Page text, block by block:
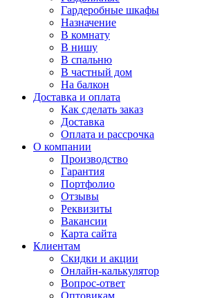
Гардеробные шкафы
Назначение
В комнату
В нишу
В спальню
В частный дом
На балкон
Доставка и оплата
Как сделать заказ
Доставка
Оплата и рассрочка
О компании
Производство
Гарантия
Портфолио
Отзывы
Реквизиты
Вакансии
Карта сайта
Клиентам
Скидки и акции
Онлайн-калькулятор
Вопрос-ответ
Оптовикам